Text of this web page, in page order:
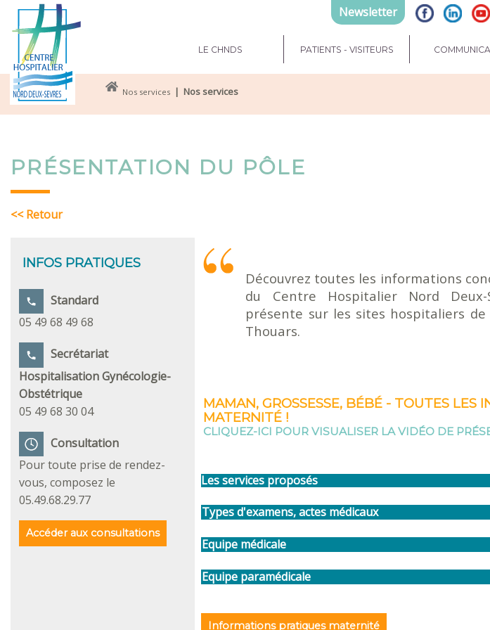
LE CHNDS PATIENTS - VISITEURS
Newsletter
Nos services | Nos services
PRÉSENTATION DU PÔLE
<< Retour
INFOS PRATIQUES
Standard
05 49 68 49 68
Secrétariat
Hospitalisation Gynécologie-
Obstétrique
05 49 68 30 04
Consultation
Pour toute prise de rendez-
vous, composez le
05.49.68.29.77
Accéder aux consultations
Découvrez toutes les informations
du Centre Hospitalier Nord
présente sur les sites hospitaliers
Thouars.
MAMAN, GROSSESSE, BÉBÉ - TOUTES LES
MATERNITÉ !
CLIQUEZ-ICI POUR VISUALISER LA VIDÉO DE
Les services proposés
Types d'examens, actes médicaux
Equipe médicale
Equipe paramédicale
Informations pratiques maternité